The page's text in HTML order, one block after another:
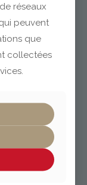
réseaux
peuvent
que
collectées